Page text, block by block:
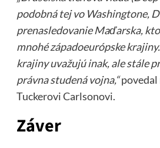
podobná tej vo Washingtone,
prenasledovanie Maďarska,
mnohé západoeurópske
krajiny uvažujú inak, ale stále
právna studená vojna,“povedal
Tuckerovi Carlsonovi.
Záver